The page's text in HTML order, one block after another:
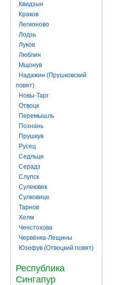
Квидзын
Краков
Легионово
Лодзь
Луков
Люблин
Мщонув
Надажин (Прушковский
повят)
Новы-Тарг
Отвоцк
Перемышль
Познань
Прушкув
Русец
Седльце
Серадз
Слупск
Сулеювек
Сулковице
Тарнов
Хелм
Ченстохова
Червёнка-Лещины
Юзефув (Отвоцкий повят)
Республика
Сингапур